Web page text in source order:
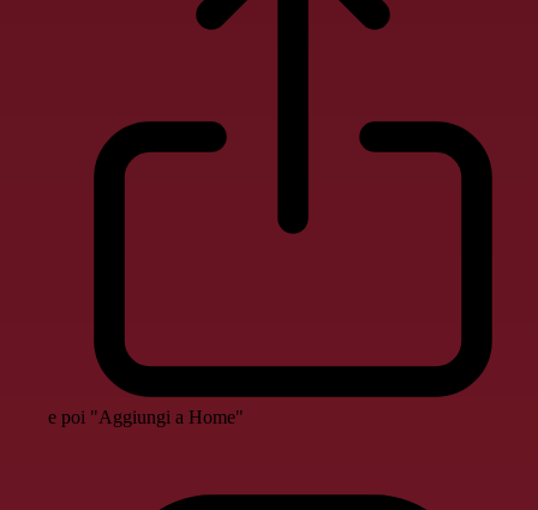
e poi "Aggiungi a Home"